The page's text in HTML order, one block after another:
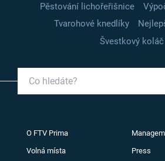
Pěstování lichořeřišnice
Tvarohové knedlíky
Švestkový koláč
O FTV Prima
Volná místa Press